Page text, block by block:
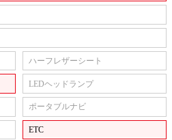
ハーフレザーシート
LEDヘッドランプ
ポータブルナビ
ETC